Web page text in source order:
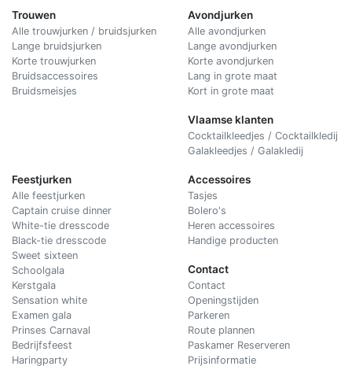
Trouwen
Alle trouwjurken / bruidsjurken
Lange bruidsjurken
Korte trouwjurken
Bruidsaccessoires
Bruidsmeisjes
Avondjurken
Alle avondjurken
Lange avondjurken
Korte avondjurken
Lang in grote maat
Kort in grote maat
Vlaamse klanten
Cocktailkleedjes / Cocktailkledij
Galakleedjes / Galakledij
Feestjurken
Alle feestjurken
Captain cruise dinner
White-tie dresscode
Black-tie dresscode
Sweet sixteen
Schoolgala
Kerstgala
Sensation white
Examen gala
Prinses Carnaval
Bedrijfsfeest
Haringparty
Accessoires
Tasjes
Bolero's
Heren accessoires
Handige producten
Contact
Contact
Openingstijden
Parkeren
Route plannen
Paskamer Reserveren
Prijsinformatie